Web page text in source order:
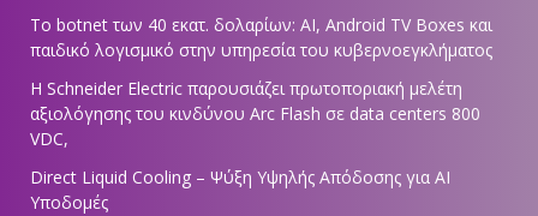
Το botnet των 40 εκατ. δολαρίων: AI, Android TV Boxes και
παιδικό λογισμικό στην υπηρεσία του κυβερνοεγκλήματος
Η Schneider Electric παρουσιάζει πρωτοποριακή μελέτη
αξιολόγησης του κινδύνου Arc Flash σε data centers 800
VDC,
Direct Liquid Cooling – Ψύξη Υψηλής Απόδοσης για AI
Υποδομές